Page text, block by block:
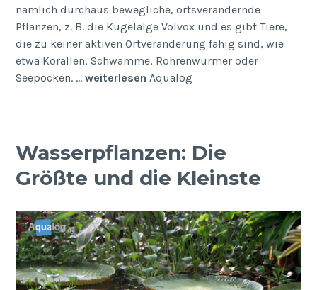
nämlich durchaus bewegliche, ortsverändernde
Pflanzen, z. B. die Kugelalge Volvox und es gibt Tiere,
die zu keiner aktiven Ortveränderung fähig sind, wie
etwa Korallen, Schwämme, Röhrenwürmer oder
Seepocken. …weiterlesen Aqualog
Wasserpflanzen: Die
Größte und die Kleinste